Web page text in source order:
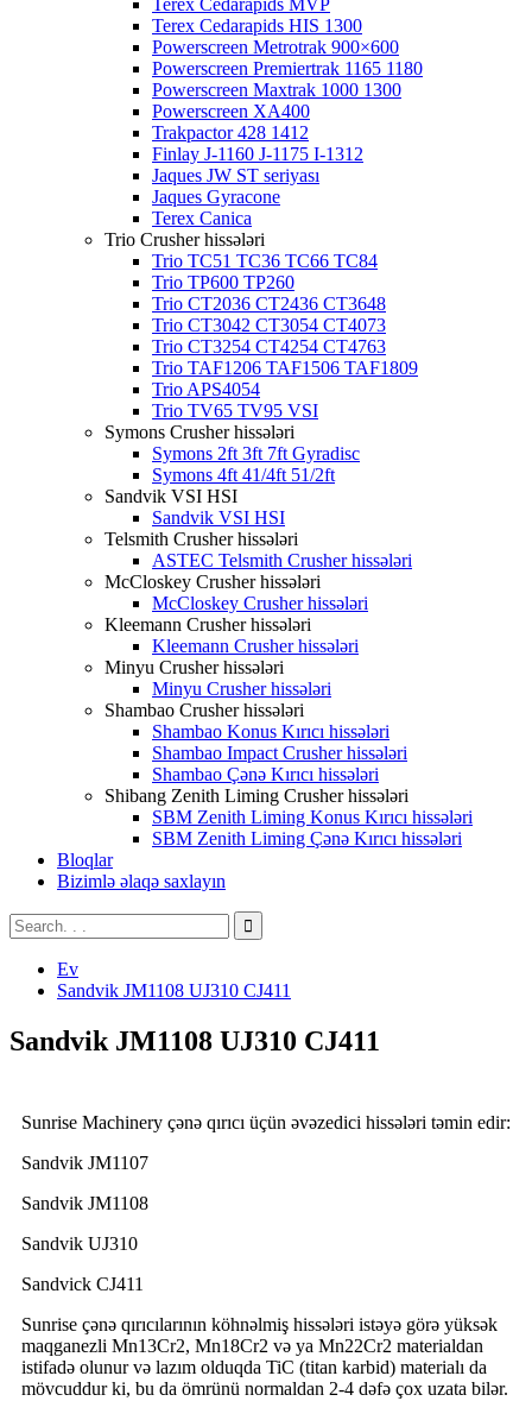
Terex Cedarapids MVP
Terex Cedarapids HIS 1300
Powerscreen Metrotrak 900×600
Powerscreen Premiertrak 1165 1180
Powerscreen Maxtrak 1000 1300
Powerscreen XA400
Trakpactor 428 1412
Finlay J-1160 J-1175 I-1312
Jaques JW ST seriyası
Jaques Gyracone
Terex Canica
Trio Crusher hissələri
Trio TC51 TC36 TC66 TC84
Trio TP600 TP260
Trio CT2036 CT2436 CT3648
Trio CT3042 CT3054 CT4073
Trio CT3254 CT4254 CT4763
Trio TAF1206 TAF1506 TAF1809
Trio APS4054
Trio TV65 TV95 VSI
Symons Crusher hissələri
Symons 2ft 3ft 7ft Gyradisc
Symons 4ft 41/4ft 51/2ft
Sandvik VSI HSI
Sandvik VSI HSI
Telsmith Crusher hissələri
ASTEC Telsmith Crusher hissələri
McCloskey Crusher hissələri
McCloskey Crusher hissələri
Kleemann Crusher hissələri
Kleemann Crusher hissələri
Minyu Crusher hissələri
Minyu Crusher hissələri
Shambao Crusher hissələri
Shambao Konus Kırıcı hissələri
Shambao Impact Crusher hissələri
Shambao Çənə Kırıcı hissələri
Shibang Zenith Liming Crusher hissələri
SBM Zenith Liming Konus Kırıcı hissələri
SBM Zenith Liming Çənə Kırıcı hissələri
Bloqlar
Bizimlə əlaqə saxlayın
Ev
Sandvik JM1108 UJ310 CJ411
Sandvik JM1108 UJ310 CJ411
Sunrise Machinery çənə qırıcı üçün əvəzedici hissələri təmin edir:
Sandvik JM1107
Sandvik JM1108
Sandvik UJ310
Sandvick CJ411
Sunrise çənə qırıcılarının köhnəlmiş hissələri istəyə görə yüksək
maqganezli Mn13Cr2, Mn18Cr2 və ya Mn22Cr2 materialdan
istifadə olunur və lazım olduqda TiC (titan karbid) materialı da
mövcuddur ki, bu da ömrünü normaldan 2-4 dəfə çox uzata bilər.